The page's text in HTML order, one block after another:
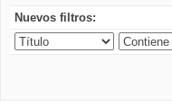
Nuevos filtros: